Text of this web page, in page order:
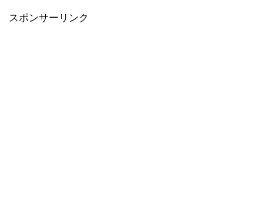
スポンサーリンク